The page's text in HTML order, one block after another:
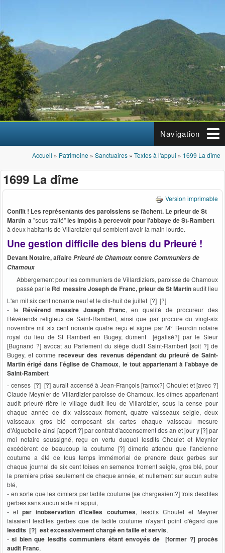
Navigation
Vous êtes ici
Accueil » Patrimoine » Sanctuaires » Textes à l'appui » 1699 La dîme
1699 La dîme
Version imprimable
Conflit ! Les représentants des paroissiens se fâchent. Le prieur de St
Martin a"sous-traité"les impôts à percevoirpour l'abbaye de St-Rambert
à deux habitants de Villardizier qui semblent avoir la main lourde.
Une gestion difficile des biens du Prieuré !
Devant Notaire, affairePrieuré de Chamouxcontre Communiers de
Chamoux
Abbergement pour les communiers de Villardiziers, paroisse de Chamoux
passé par le Rd messire Joseph de Franc, prieur de St Martinaudit lieu
L'an mil six cent nonante neuf et le dix-huit de juillet [?] [?]
- le Révérend messire Joseph Franc, en qualité de procureur des
Révérends religieux de Saint-Rambert, ainsi que par procure du vingt-six
novembre mil six cent nonante quatre reçu et signé par M° Beurdin notaire
royal du lieu de St Rambert en Bugey, dûment [égalisé?] par le Sieur
[Bugnand ?] avocat au Parlement du siège dudit Saint-Rambert [soit ?] de
Bugey, et commereceveur des revenus dépendant du prieuré de Saint-
Martin érigé dans l'église de Chamoux, le tout appartenant à l'abbaye de
Saint-Rambert
- censes [?] [?] aurait accensé à Jean-François [ramxx?] Choulet et [avec ?]
Claude Meynier de Villardizier paroisse de Chamoux, les dîmes appartenant
audit prieuré rière le village dudit lieu de Villardizier, sous la cense pour
chaque année de dix vaisseaux froment, quatre vaisseaux seigle, deux
vaisseaux gros blé composant six cartes chaque vaisseau mesure
d'Aiguebelle ainsi [appert ?] par contrat d'accensement des an et jour y [?] par
moi notaire soussigné, reçu en vertu duquel lesdits Choulet et Meynier
excédèrent de beaucoup la coutume [?] dîmerie attendu que l'ancienne
coutume a été de tous temps immémorial de prendre deux gerbes sur
chaque journal de six cent toises en semence froment seigle, gros blé, pour
la première prise seulement de chaque année, et nullement sur aucun autre
blé,
- en sorte que les dîmiers par ladite coutume [se chargeaient?] trois desdites
gerbes sans aucun aide ni appui,
- etpar inobservation d'icelles coutumes, lesdits Choulet et Meyner
faisaient lesdites gerbes que de ladite coutume n'ayant point d'égard que
lesdits [?] est excessivement chargé en taille et servis,
-si bien que lesdits communiers étant envoyés de [former ?] procès
audit Franc,